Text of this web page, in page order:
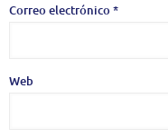
Correo electrónico*
Web